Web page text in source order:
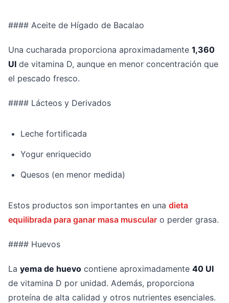
#### Aceite de Hígado de Bacalao
Una cucharada proporciona aproximadamente 1,360
UI de vitamina D, aunque en menor concentración que
el pescado fresco.
#### Lácteos y Derivados
Leche fortificada
Yogur enriquecido
Quesos (en menor medida)
Estos productos son importantes en una dieta
equilibrada para ganar masa muscular o perder grasa.
#### Huevos
La yema de huevo contiene aproximadamente 40 UI
de vitamina D por unidad. Además, proporciona
proteína de alta calidad y otros nutrientes esenciales.